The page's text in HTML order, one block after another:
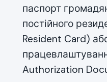
паспорт
постійного
Resident Card)
Authorization